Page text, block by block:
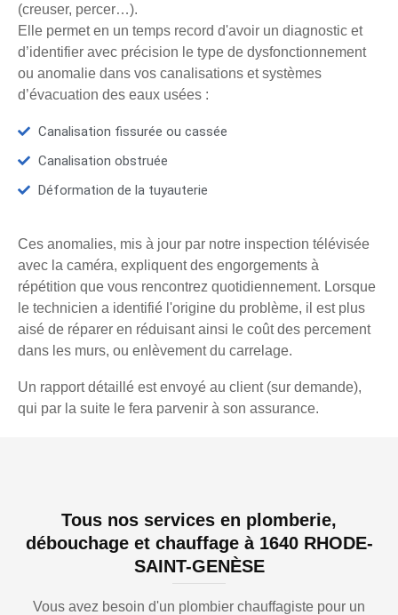
(creuser, percer…).
Elle permet en un temps record d'avoir un diagnostic et
d’identifier avec précision le type de dysfonctionnement
ou anomalie dans vos canalisations et systèmes
d’évacuation des eaux usées :
Canalisation fissurée ou cassée
Canalisation obstruée
Déformation de la tuyauterie
Ces anomalies, mis à jour par notre inspection télévisée
avec la caméra, expliquent des engorgements à
répétition que vous rencontrez quotidiennement. Lorsque
le technicien a identifié l'origine du problème, il est plus
aisé de réparer en réduisant ainsi le coût des percement
dans les murs, ou enlèvement du carrelage.
Un rapport détaillé est envoyé au client (sur demande),
qui par la suite le fera parvenir à son assurance.
Tous nos services en plomberie,
débouchage et chauffage à 1640 RHODE-
SAINT-GENÈSE
Vous avez besoin d'un plombier chauffagiste pour un